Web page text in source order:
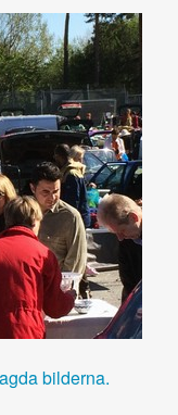
bilderna.